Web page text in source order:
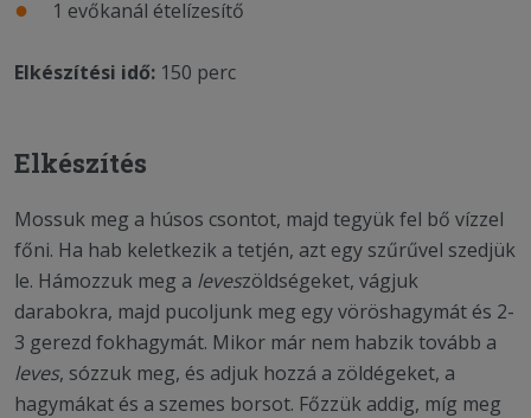
1 evőkanál ételízesítő
Elkészítési idő: 150 perc
Elkészítés
Mossuk meg a húsos csontot, majd tegyük fel bő vízzel
főni. Ha hab keletkezik a tetjén, azt egy szűrűvel szedjük
le. Hámozzuk meg a leveszöldségeket, vágjuk
darabokra, majd pucoljunk meg egy vöröshagymát és 2-
3 gerezd fokhagymát. Mikor már nem habzik tovább a
leves, sózzuk meg, és adjuk hozzá a zöldégeket, a
hagymákat és a szemes borsot. Főzzük addig, míg meg